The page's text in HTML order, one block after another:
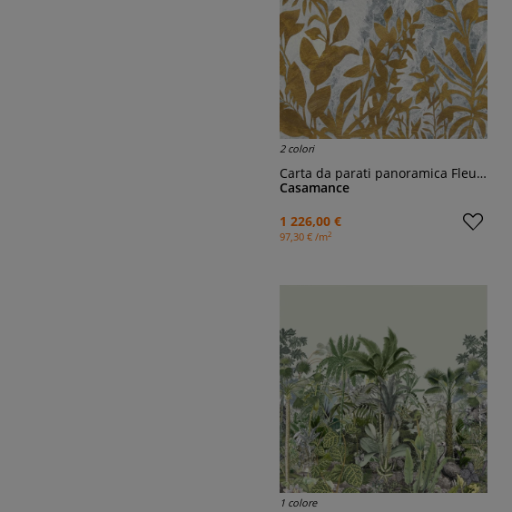
2 colori
Carta da parati panoramica Fleur de Lune
Casamance
1 226,00 €
97,30 € /m2
1 colore